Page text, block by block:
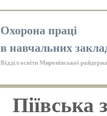
Охорона праці
в навчальних
Відділ освіти Миронівської
Піївська